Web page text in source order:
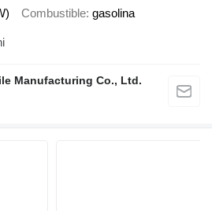
Combustible gasolina
Manufacturing Co., Ltd.